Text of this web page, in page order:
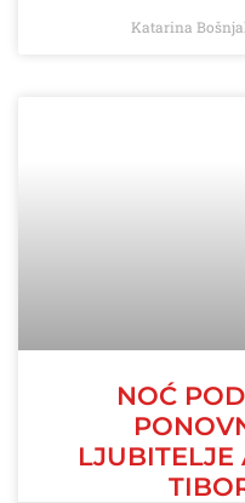
Katarina
NOĆ
LJUBITELJE